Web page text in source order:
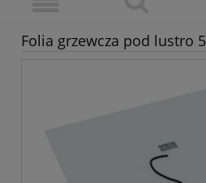
Folia grzewcza pod lustro